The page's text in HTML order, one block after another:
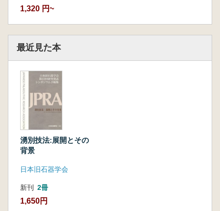
1,320 円~
最近見た本
湧別技法:展開とその
背景
日本旧石器学会
新刊 2冊
1,650円